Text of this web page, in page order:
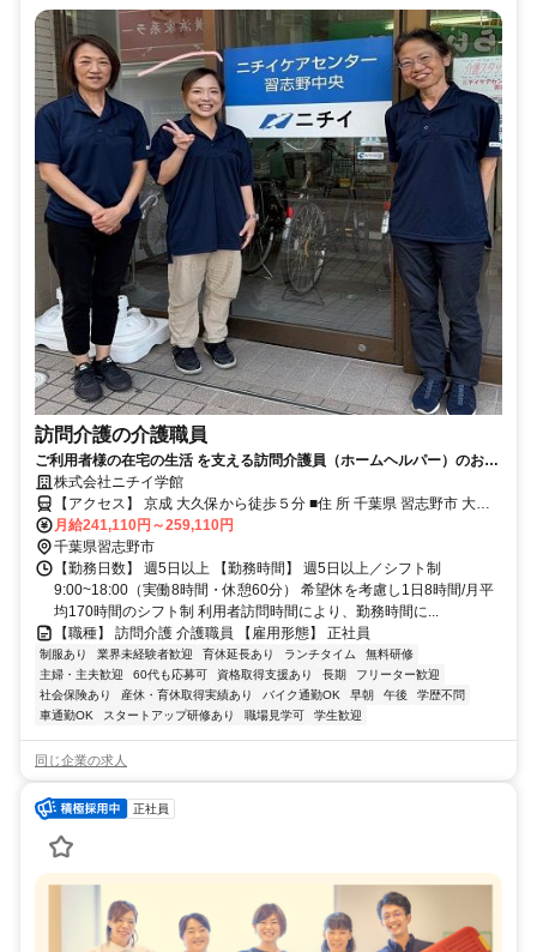
訪問介護の介護職員
ご利用者様の在宅の生活 を支える訪問介護員（ホームヘルパー）のお仕
事です。
株式会社ニチイ学館
【アクセス】 京成 大久保から徒歩５分 ■住 所 千葉県 習志野市 大久
保1-29-1サカイビル1F ■アクセス 京成 大久保から徒歩５分
月給241,110円～259,110円
千葉県習志野市
【勤務日数】 週5日以上 【勤務時間】 週5日以上／シフト制
9:00~18:00（実働8時間・休憩60分） 希望休を考慮し1日8時間/月平
均170時間のシフト制 利用者訪問時間により、勤務時間に...
【職種】 訪問介護 介護職員 【雇用形態】 正社員
制服あり 業界未経験者歓迎 育休延長あり ランチタイム
無料研修
主婦・主夫歓迎
60代も応募可 資格取得支援あり 長期
フリーター歓迎
社会保険あり
産休・育休取得実績あり バイク通勤OK 早朝 午後
学歴不問
車通勤OK
スタートアップ研修あり 職場見学可 学生歓迎
同じ企業の求人
正社員